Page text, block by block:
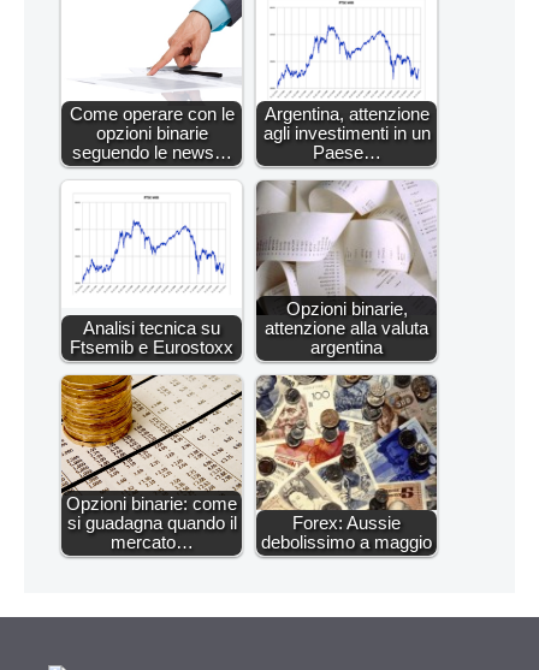
Come operare con le
opzioni binarie
seguendo le news…
Argentina, attenzione
agli investimenti in un
Paese…
Analisi tecnica su
Ftsemib e Eurostoxx
Opzioni binarie,
attenzione alla valuta
argentina
Opzioni binarie: come
si guadagna quando il
mercato…
Forex: Aussie
debolissimo a maggio